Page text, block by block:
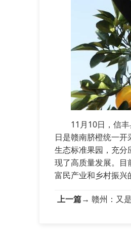
11月10日， 信
日是赣南脐橙统一开
生态标准果园，充分
现了高质量发展。目
富民产业和乡村振兴
上一篇→ 赣州：又